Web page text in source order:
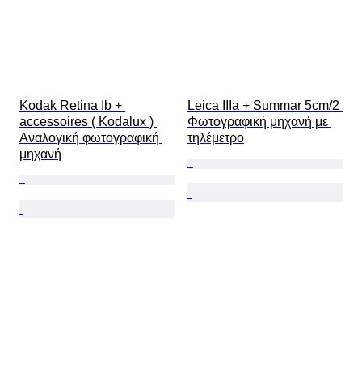
Kodak Retina Ib +
accessoires ( Kodalux )
Αναλογική φωτογραφική
μηχανή
Leica IIIa + Summar 5cm/2
Φωτογραφική μηχανή με
τηλέμετρο